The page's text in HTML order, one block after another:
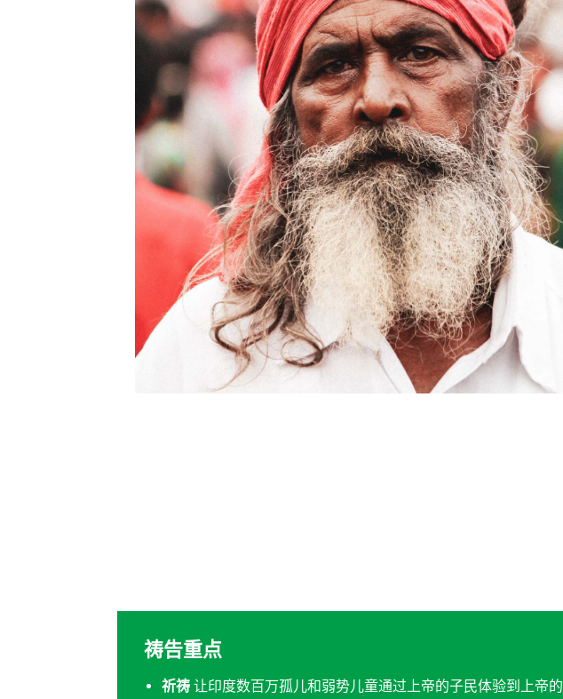
祷告重点
祈祷 让印度数百万孤儿和弱势儿童通过上帝的子民体验到上帝的